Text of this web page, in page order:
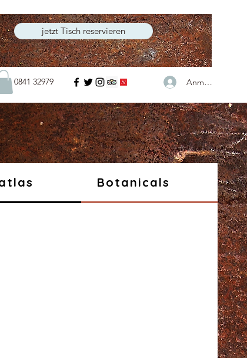
jetzt Tisch reservieren
0841 32979 Anmelden
Botanicals